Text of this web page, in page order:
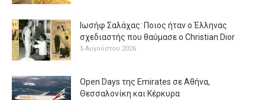
Ιωσήφ Σαλάχας: Ποιος ήταν ο Έλληνας
σχεδιαστής που θαύμασε ο Christian Dior
5 Αυγούστου 2026
Open Days της Emirates σε Αθήνα,
Θεσσαλονίκη και Κέρκυρα